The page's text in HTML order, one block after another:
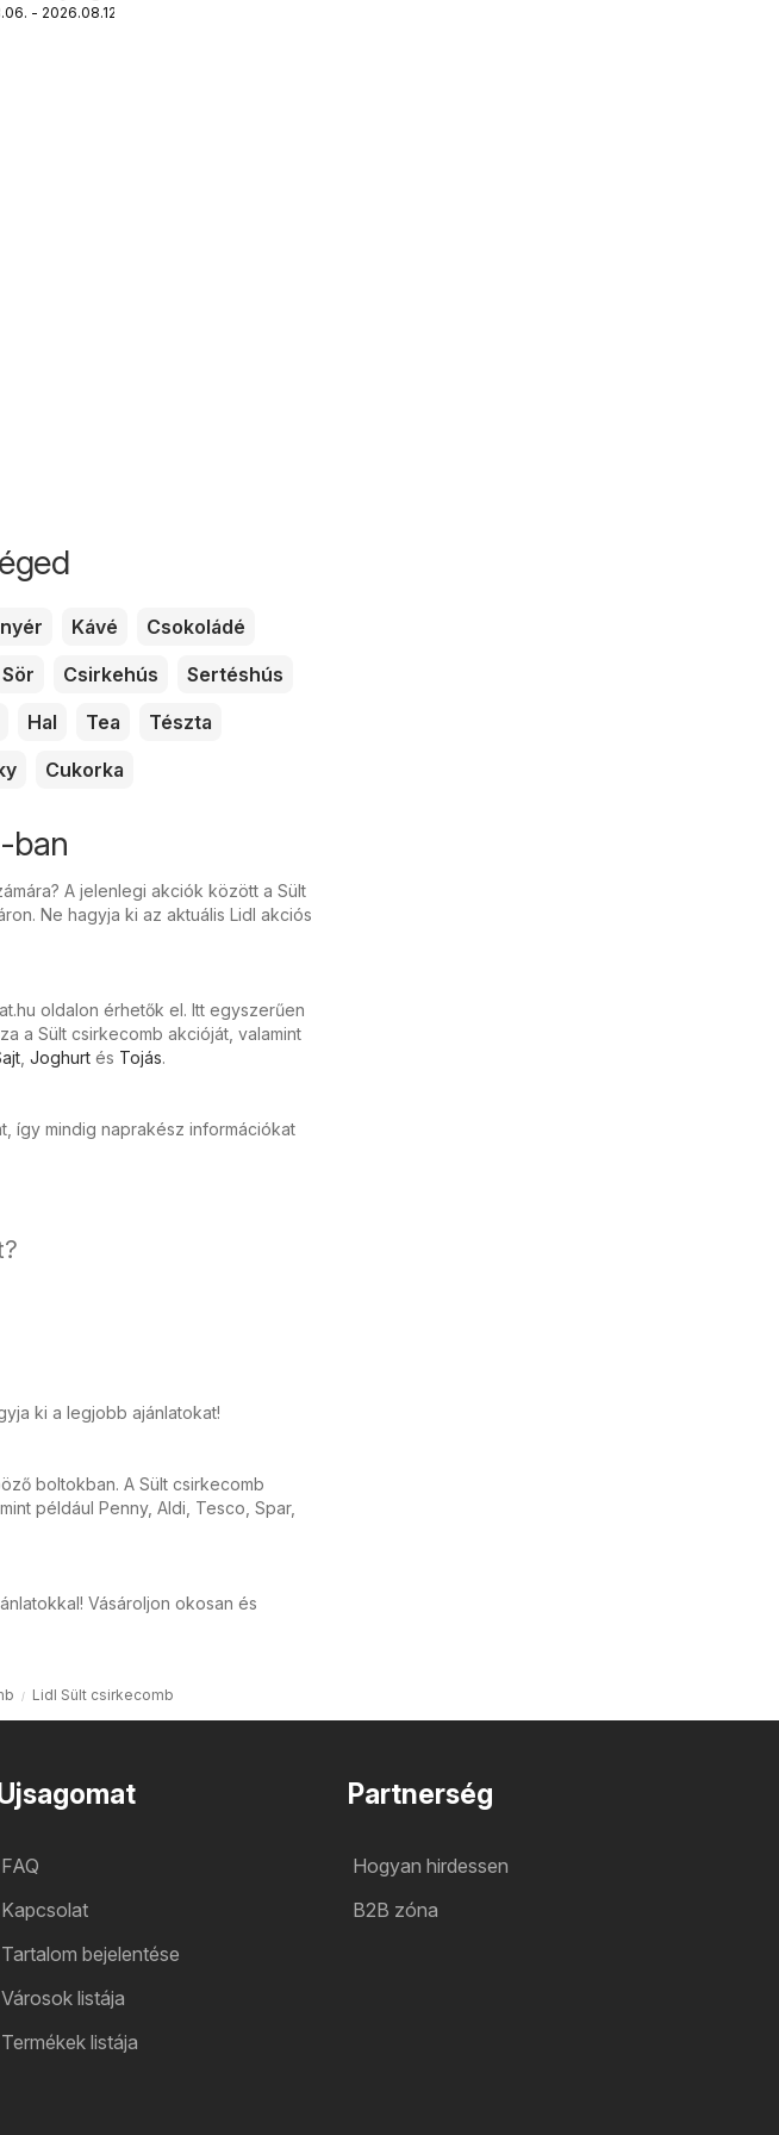
- 2026.08.12.
Kávé
Csokoládé
Sör Csirkehús
Sertéshús
Hal Tea
Tészta
Cukorka
ban
A jelenlegi akciók között a Sült
Ne hagyja ki az aktuális Lidl akciós
oldalon érhetők el. Itt egyszerűen
a Sült csirkecomb akcióját, valamint
Joghurt és Tojás.
így mindig naprakész információkat
ki a legjobb ajánlatokat!
boltokban. A Sült csirkecomb
például Penny, Aldi, Tesco, Spar,
Vásároljon okosan és
Lidl Sült csirkecomb
FAQ
Kapcsolat
Tartalom bejelentése
Városok listája
Termékek listája
Partnerség
Hogyan hirdessen
B2B zóna